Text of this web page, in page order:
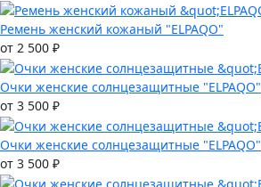
Ремень женский кожаный "ELPAQO"
от 2 500 ₽
Очки женские солнцезащитные "ELPAQO"
от 3 500 ₽
Очки женские солнцезащитные "ELPAQO"
от 3 500 ₽